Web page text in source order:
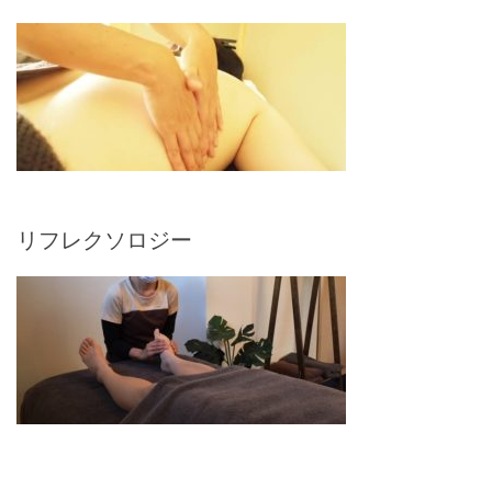
リフレクソロジー